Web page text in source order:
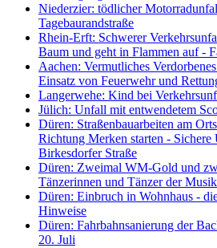
Niederzier: tödlicher
Tagebaurandstraße
Rhein-Erft: Schwerer
Baum und geht in Flammen auf -
Aachen: Vermutliches
Einsatz von Feuerwehr und
Langerwehe: Kind bei
Jülich: Unfall mit entwendetem
Düren: Straßenbauarbeiten am
Richtung Merken starten - Sichere
Birkesdorfer Straße
Düren: Zweimal WM-Gold und
Tänzerinnen und Tänzer der
Düren: Einbruch in Wohnhaus -
Hinweise
Düren: Fahrbahnsanierung der
20. Juli